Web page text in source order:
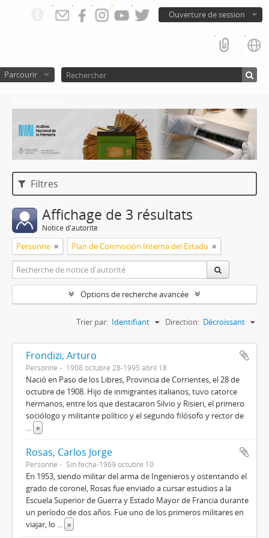
Ouverture de session
Parcourir
Filtres
Affichage de 3 résultats
Notice d'autorité
Personne Plan de Conmoción Interna del Estado
Options de recherche avancée
Trier par: Identifiant Direction: Décroissant
Frondizi, Arturo
Personne 1908 octubre 28-1995 abril 18
Nació en Paso de los Libres, Provincia de Corrientes, el 28 de
octubre de 1908. Hijo de inmigrantes italianos, tuvo catorce
hermanos, entre los que destacaron Silvio y Risieri, el primero
sociólogo y militante político y el segundo filósofo y rector de
... »
Rosas, Carlos Jorge
Personne Sin fecha-1969 octubre 10
En 1953, siendo militar del arma de Ingenieros y ostentando el
grado de coronel, Rosas fue enviado a cursar estudios a la
Escuela Superior de Guerra y Estado Mayor de Francia durante
un período de dos años. Fue uno de los primeros militares en
viajar, lo ... »